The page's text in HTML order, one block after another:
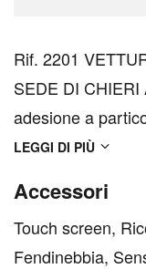
Rif. 2201 VETTURA VISIBILE NELLA NOSTRA
SEDE DI CHIERI Acquistabile anche senza
adesione a
prezzo di € 21.990 Oltre 500 vetture di occasione e
Contattaci per
della v...
LEGGI DI PIÙ
Accessori
Touch screen,
Fendinebbia,